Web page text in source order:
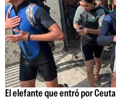
El elefante que entró por Ceuta